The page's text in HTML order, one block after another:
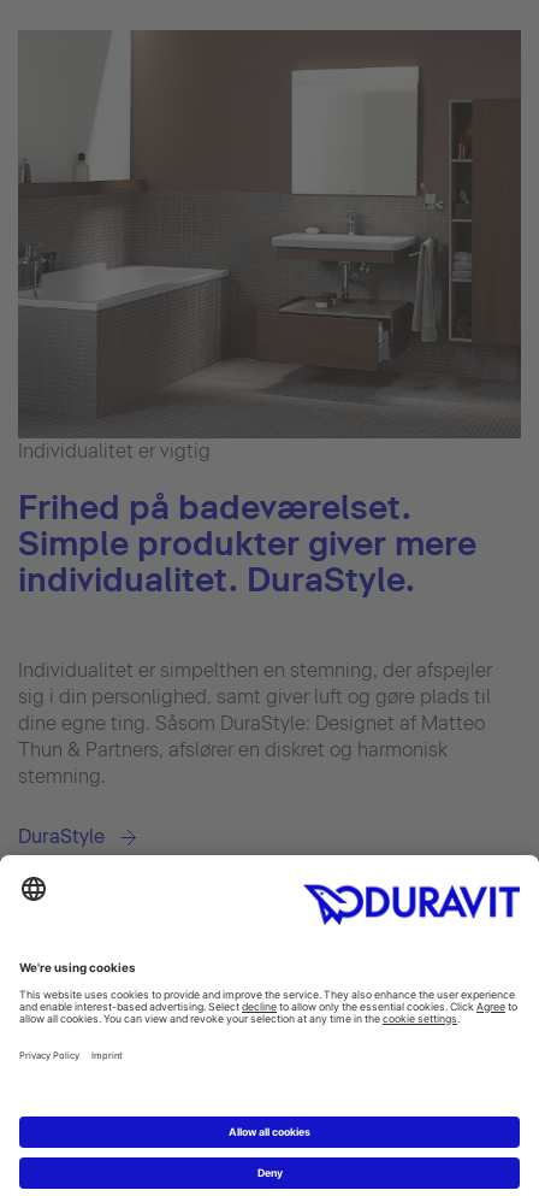
Individualitet er vigtig
Frihed på badeværelset.
Simple produkter giver mere
individualitet. DuraStyle.
Individualitet er simpelthen en stemning, der afspejler
sig i din personlighed, samt giver luft og gøre plads til
dine egne ting. Såsom DuraStyle: Designet af Matteo
Thun & Partners, afslører en diskret og harmonisk
stemning.
DuraStyle
Facebook
Instagram
YouTube
Copyright © 2026 Duravit AG
Impressum|Databeskyttelseserklæring|Cookie settings